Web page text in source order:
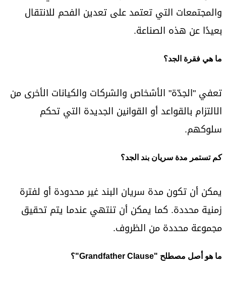
والمجتمعات التي تعتمد على تعدين الفحم للانتقال
بعيدًا عن هذه الصناعة.
ما هي فقرة الجد؟
تعفي "الجدّة" الأشخاص والشركات والكيانات الأخرى من
الالتزام بالقواعد أو القوانين الجديدة التي تحكم
سلوكهم.
كم تستمر مدة سريان بند الجد؟
يمكن أن تكون مدة سريان البند غير محدودة أو لفترة
زمنية محددة. كما يمكن أن تنتهي عندما يتم تحقيق
مجموعة محددة من الظروف.
ما هو أصل مصطلح "Grandfather Clause"؟